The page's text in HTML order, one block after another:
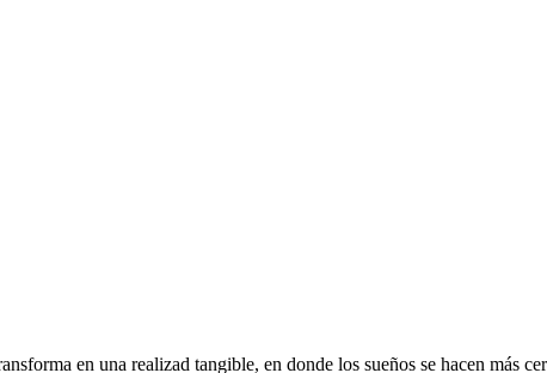
en una realizad tangible, en donde los sueños se hacen más